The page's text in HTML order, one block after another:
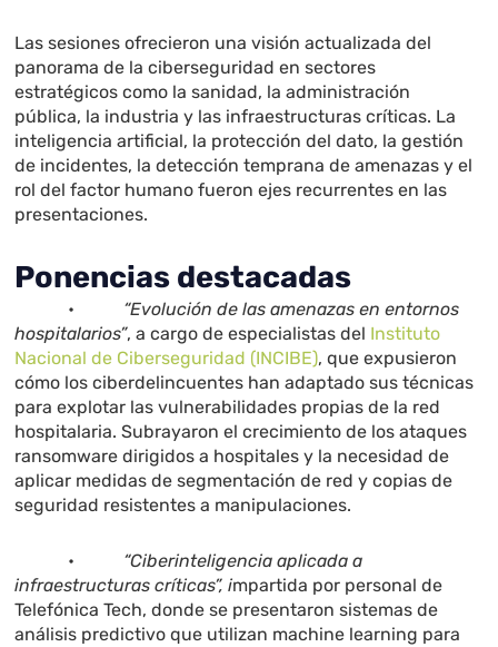
Las sesiones ofrecieron una visión actualizada del
panorama de la ciberseguridad en sectores
estratégicos como la sanidad, la administración
pública, la industria y las infraestructuras críticas. La
inteligencia artificial, la protección del dato, la gestión
de incidentes, la detección temprana de amenazas y el
rol del factor humano fueron ejes recurrentes en las
presentaciones.
Ponencias destacadas
• “Evolución de las amenazas en entornos
hospitalarios”, a cargo de especialistas del Instituto
Nacional de Ciberseguridad (INCIBE), que expusieron
cómo los ciberdelincuentes han adaptado sus técnicas
para explotar las vulnerabilidades propias de la red
hospitalaria. Subrayaron el crecimiento de los ataques
ransomware dirigidos a hospitales y la necesidad de
aplicar medidas de segmentación de red y copias de
seguridad resistentes a manipulaciones.
• “Ciberinteligencia aplicada a
infraestructuras críticas”, impartida por personal de
Telefónica Tech, donde se presentaron sistemas de
análisis predictivo que utilizan machine learning para